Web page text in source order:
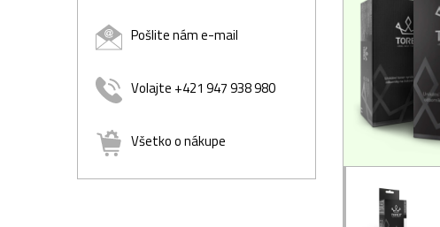
Pošlite nám e-mail
Volajte +421 947 938 980
Všetko o nákupe